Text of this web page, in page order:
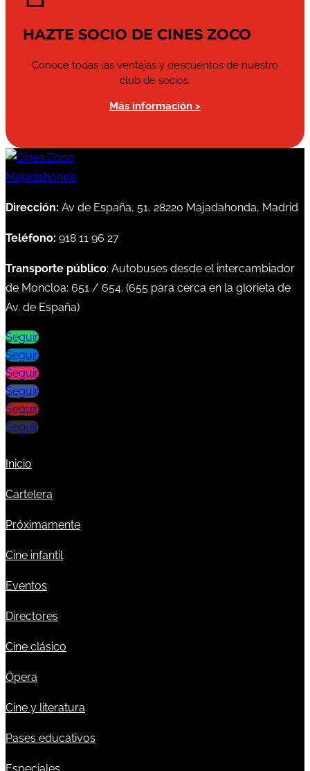
HAZTE SOCIO DE CINES ZOCO
Conoce todas las ventajas y descuentos de nuestro
club de socios.
Más información >
Dirección: Av de España, 51, 28220 Majadahonda, Madrid
Teléfono: 918 11 96 27
Transporte público: Autobuses desde el intercambiador
de Moncloa: 651 / 654. (655 para cerca en la glorieta de
Av. de España)
Seguir
Seguir
Seguir
Seguir
Seguir
Seguir
Inicio
Cartelera
Próximamente
Cine infantil
Eventos
Directores
Cine clásico
Ópera
Cine y literatura
Pases educativos